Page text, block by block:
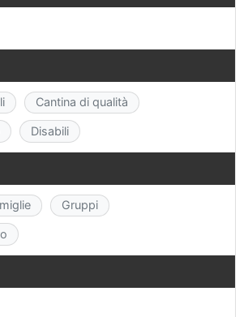
Cantina di qualità
Disabili
Gruppi